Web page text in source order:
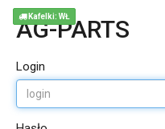
AG-PARTS
Login
Kafelki: WŁ